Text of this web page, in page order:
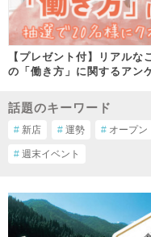
【プレゼント付】リアル
の「働き方」に関するアン
話題のキーワード
# 新店 # 運勢 # オープン
# 週末イベント